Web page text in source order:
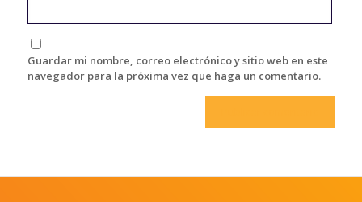
Guardar mi nombre, correo electrónico y sitio web en este
navegador para la próxima vez que haga un comentario.